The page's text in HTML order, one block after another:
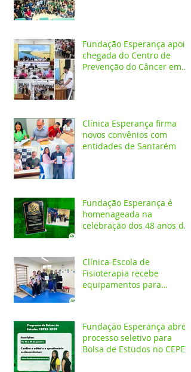
Fundação Esperança apoia
chegada do Centro de
Prevenção do Câncer em
Clínica Esperança firma
novos convênios com
entidades de Santarém
Fundação Esperança é
homenageada na
celebração dos 48 anos da
Clínica-Escola de
Fisioterapia recebe
equipamentos para
Fundação Esperança abre
processo seletivo para
Bolsa de Estudos no CEPES